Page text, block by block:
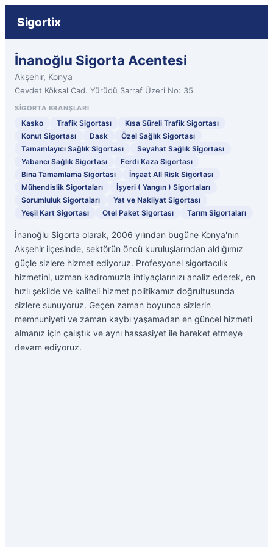
Sigortix
İnanoğlu Sigorta Acentesi
Akşehir, Konya
Cevdet Köksal Cad. Yürüdü Sarraf Üzeri No: 35
SIGORTA BRANŞLARI
Kasko Trafik Sigortası
Kısa Süreli Trafik Sigortası
Konut Sigortası
Dask
Özel Sağlık Sigortası
Tamamlayıcı Sağlık Sigortası
Seyahat Sağlık Sigortası
Yabancı Sağlık Sigortası
Ferdi Kaza Sigortası
Bina Tamamlama Sigortası
İnşaat All Risk Sigortası
Mühendislik Sigortaları
İşyeri ( Yangın ) Sigortaları
Sorumluluk Sigortaları
Yat ve Nakliyat Sigortası
Yeşil Kart Sigortası
Otel Paket Sigortası Tarım Sigortaları
İnanoğlu Sigorta olarak, 2006 yılından bugüne Konya'nın
Akşehir ilçesinde, sektörün öncü kuruluşlarından aldığımız
güçle sizlere hizmet ediyoruz. Profesyonel sigortacılık
hizmetini, uzman kadromuzla ihtiyaçlarınızı analiz ederek, en
hızlı şekilde ve kaliteli hizmet politikamız doğrultusunda
sizlere sunuyoruz. Geçen zaman boyunca sizlerin
memnuniyeti ve zaman kaybı yaşamadan en güncel hizmeti
almanız için çalıştık ve aynı hassasiyet ile hareket etmeye
devam ediyoruz.